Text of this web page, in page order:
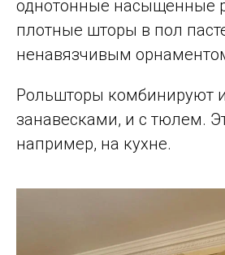
однотонные насыщенные
плотные шторы в пол
ненавязчивым
Рольшторы комбинируют
занавесками, и с тюлем.
например, на кухне.